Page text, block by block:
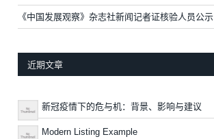
《中国发展观察》杂志社新闻记者证核验人员公示
近期文章
新冠疫情下的危与机：背景、影响与建议
Modern Listing Example